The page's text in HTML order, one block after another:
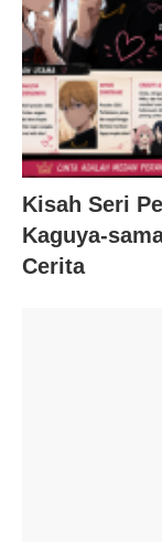
Kisah Seri
Kaguya-
Cerita